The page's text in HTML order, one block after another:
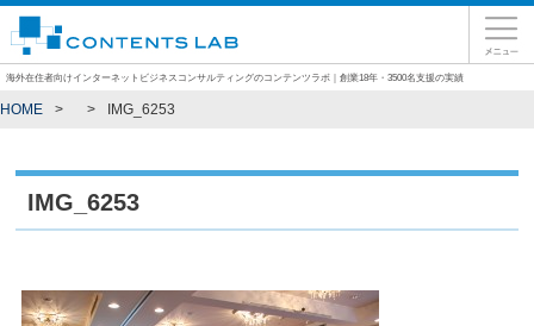
海外在住者向けインターネットビジネスコンサルティングのコンテンツラボ｜創業18年・3500名支援の実績
HOME IMG_6253
IMG_6253